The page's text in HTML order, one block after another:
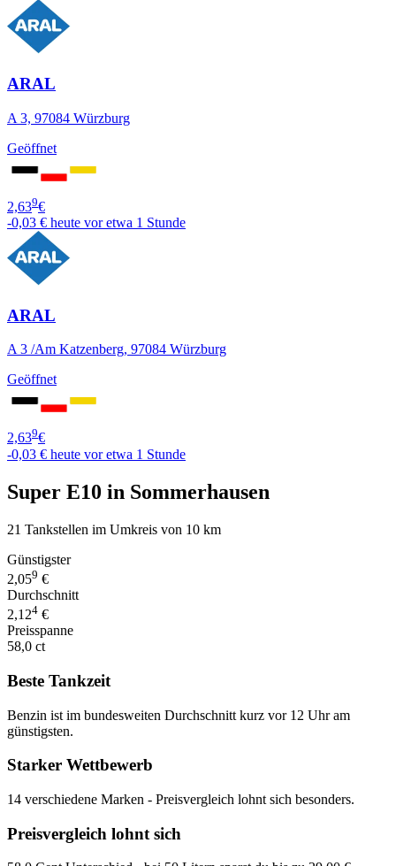
ARAL
A 3, 97084 Würzburg
Geöffnet
2,639€
-0,03 € heute vor etwa 1 Stunde
ARAL
A 3 /Am Katzenberg, 97084 Würzburg
Geöffnet
2,639€
-0,03 € heute vor etwa 1 Stunde
Super E10 in Sommerhausen
21 Tankstellen im Umkreis von 10 km
Günstigster
2,059 €
Durchschnitt
2,124 €
Preisspanne
58,0 ct
Beste Tankzeit
Benzin ist im bundesweiten Durchschnitt kurz vor 12 Uhr am
günstigsten.
Starker Wettbewerb
14 verschiedene Marken - Preisvergleich lohnt sich besonders.
Preisvergleich lohnt sich